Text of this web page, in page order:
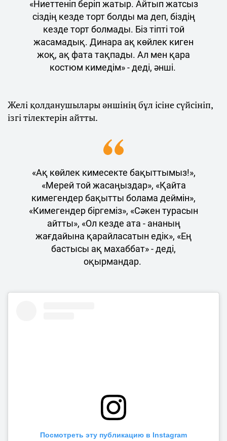
«Ниеттеніп беріп жатыр. Айтып жатсыз
сіздің кезде торт болды ма деп, біздің
кезде торт болмады. Біз тіпті той
жасамадық. Динара ақ көйлек киген
жоқ, ақ фата тақпады. Ал мен қара
костюм кимедім» - деді, әнші.
Желі қолданушылары әншінің бұл ісіне сүйсініп,
ізгі тілектерін айтты.
«Ақ көйлек кимесекте бақыттымыз!»,
«Мерей той жасаңыздар», «Қайта
кимегендер бақытты болама деймін»,
«Кимегендер біргеміз», «Сәкен турасын
айтты», «Ол кезде ата - ананың
жағдайына қарайласатын едік», «Ең
бастысы ақ махаббат» - деді,
оқырмандар.
Посмотреть эту публикацию в Instagram